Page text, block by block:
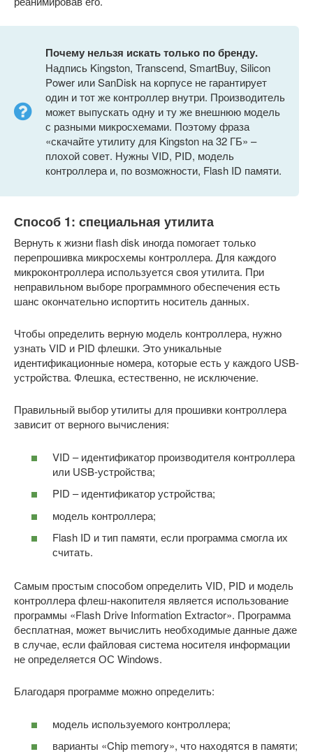
Почему нельзя искать только по бренду.
Надпись Kingston, Transcend, SmartBuy, Silicon
Power или SanDisk на корпусе не гарантирует
один и тот же контроллер внутри. Производитель
может выпускать одну и ту же внешнюю модель
с разными микросхемами. Поэтому фраза
«скачайте утилиту для Kingston на 32 ГБ» –
плохой совет. Нужны VID, PID, модель
контроллера и, по возможности, Flash ID памяти.
Способ 1: специальная утилита
Вернуть к жизни flash disk иногда помогает только
перепрошивка микросхемы контроллера. Для каждого
микроконтроллера используется своя утилита. При
неправильном выборе программного обеспечения есть
шанс окончательно испортить носитель данных.
Чтобы определить верную модель контроллера, нужно
узнать VID и PID флешки. Это уникальные
идентификационные номера, которые есть у каждого USB-
устройства. Флешка, естественно, не исключение.
Правильный выбор утилиты для прошивки контроллера
зависит от верного вычисления:
VID – идентификатор производителя контроллера
или USB-устройства;
PID – идентификатор устройства;
модель контроллера;
Flash ID и тип памяти, если программа смогла их
считать.
Самым простым способом определить VID, PID и модель
контроллера флеш-накопителя является использование
программы «Flash Drive Information Extractor». Программа
бесплатная, может вычислить необходимые данные даже
в случае, если файловая система носителя информации
не определяется ОС Windows.
Благодаря программе можно определить:
модель используемого контроллера;
варианты «Chip memory», что находятся в памяти;